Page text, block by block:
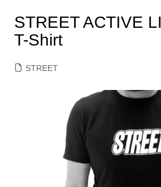
STREET ACTIVE
T-Shirt
STREET